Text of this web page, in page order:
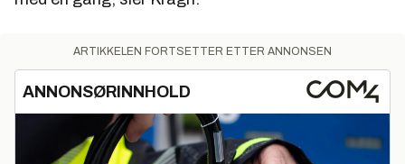
ARTIKKELEN FORTSETTER ETTER ANNONSEN
ANNONSØRINNHOLD